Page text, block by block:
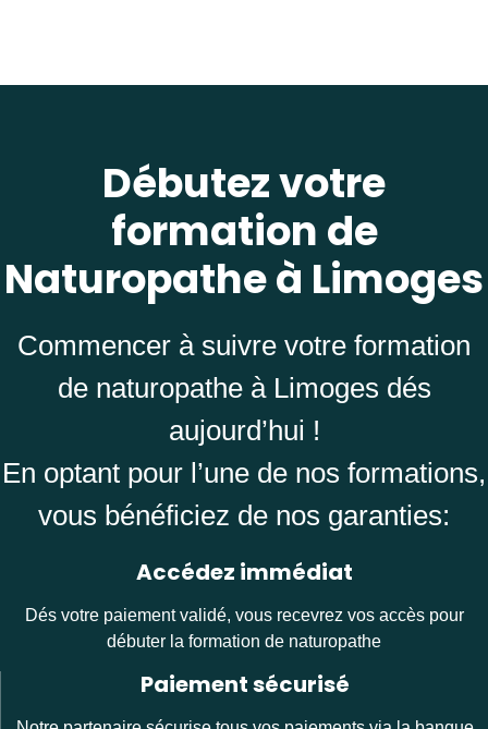
Débutez votre
formation de
Naturopathe à Limoges
Commencer à suivre votre formation
de naturopathe à Limoges dés
aujourd’hui !
En optant pour l’une de nos formations,
vous bénéficiez de nos garanties:
Accédez immédiat
Dés votre paiement validé, vous recevrez vos accès pour
débuter la formation de naturopathe
Paiement sécurisé